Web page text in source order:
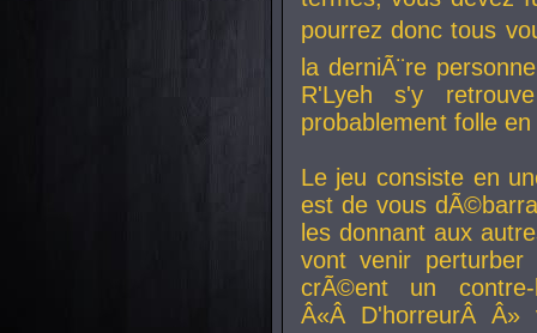
pourrez donc tous
la derniÃ¨re
R'Lyeh s'y
probablement folle
Le jeu consiste en
est de vous
les donnant aux
vont venir perturber
crÃ©ent un
Â«Â D'horreurÂ